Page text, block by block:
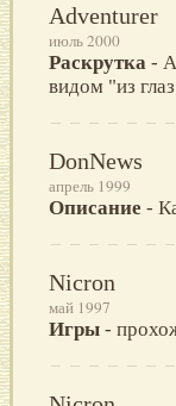
Adventurer
июль 2000
Раскрутка -
видом "из
DonNews
апрель 1999
Описание -
Nicron
май 1997
Игры -